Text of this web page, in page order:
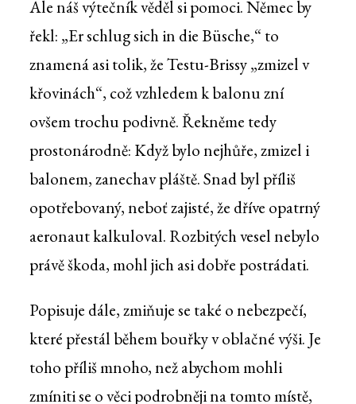
Ale náš výtečník věděl si pomoci. Němec by
řekl: „Er schlug sich in die Büsche,“ to
znamená asi tolik, že Testu-Brissy „zmizel v
křovinách“, což vzhledem k balonu zní
ovšem trochu podivně. Řekněme tedy
prostonárodně: Když bylo nejhůře, zmizel i
balonem, zanechav pláště. Snad byl příliš
opotřebovaný, neboť zajisté, že dříve opatrný
aeronaut kalkuloval. Rozbitých vesel nebylo
právě škoda, mohl jich asi dobře postrádati.
Popisuje dále, zmiňuje se také o nebezpečí,
které přestál během bouřky v oblačné výši. Je
toho příliš mnoho, než abychom mohli
zmíniti se o věci podrobněji na tomto místě,